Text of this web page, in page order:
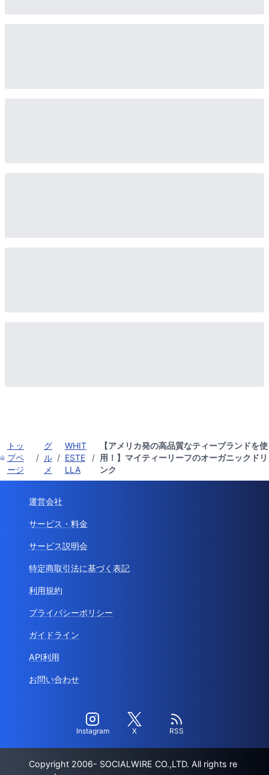
トッ
プペ
ージ
/
グ
ル
メ
/
WHIT
ESTE
LLA
/
【アメリカ発の高品質なティーブランドを使
用！】マイティーリーフのオーガニックドリ
ンク
運営会社
サービス・料金
サービス説明会
特定商取引法に基づく表記
利用規約
プライバシーポリシー
ガイドライン
API利用
お問い合わせ
Instagram X RSS
Copyright 2006- SOCIALWIRE CO.,LTD. All rights re